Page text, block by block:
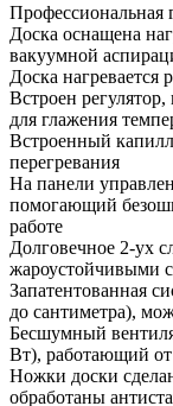
Профессиональная
Доска оснащена
вакуумной
Доска нагревается
Встроен
для глажения
Встроенный
перегревания
На панели
помогающий
работе
Долговечное 2-ух
жароустойчивыми
Запатентованная
до сантиметра),
Бесшумный
Вт), работающий
Ножки доски
обработаны